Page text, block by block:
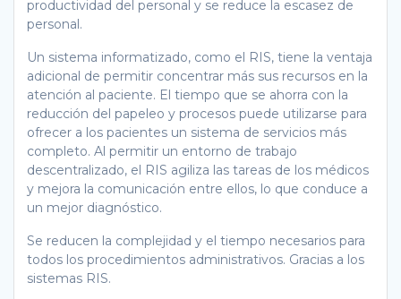
productividad del personal y se reduce la escasez de
personal.
Un sistema informatizado, como el RIS, tiene la ventaja
adicional de permitir concentrar más sus recursos en la
atención al paciente. El tiempo que se ahorra con la
reducción del papeleo y procesos puede utilizarse para
ofrecer a los pacientes un sistema de servicios más
completo. Al permitir un entorno de trabajo
descentralizado, el RIS agiliza las tareas de los médicos
y mejora la comunicación entre ellos, lo que conduce a
un mejor diagnóstico.
Se reducen la complejidad y el tiempo necesarios para
todos los procedimientos administrativos. Gracias a los
sistemas RIS.